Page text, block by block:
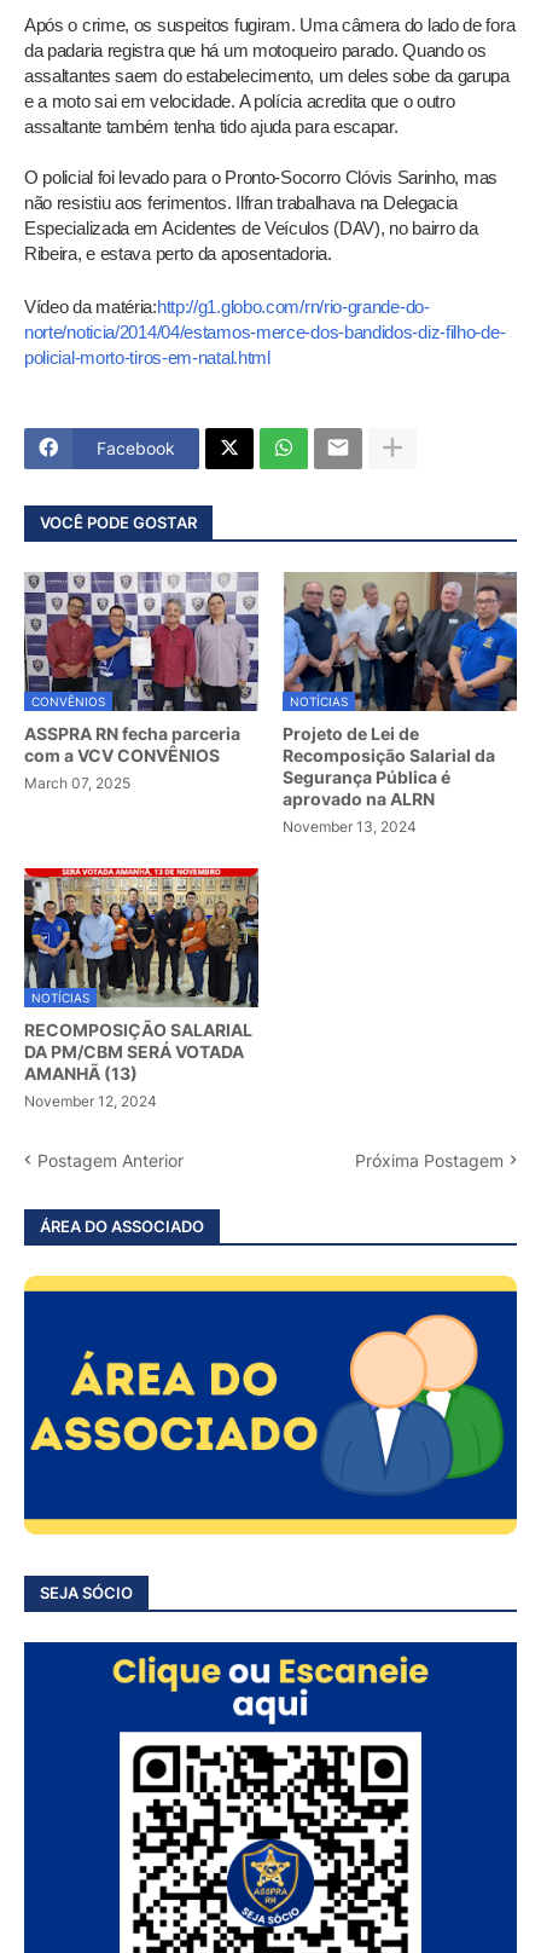
Após o crime, os suspeitos fugiram. Uma câmera do lado de fora
da padaria registra que há um motoqueiro parado. Quando os
assaltantes saem do estabelecimento, um deles sobe da garupa
e a moto sai em velocidade. A polícia acredita que o outro
assaltante também tenha tido ajuda para escapar.
O policial foi levado para o Pronto-Socorro Clóvis Sarinho, mas
não resistiu aos ferimentos. Ilfran trabalhava na Delegacia
Especializada em Acidentes de Veículos (DAV), no bairro da
Ribeira, e estava perto da aposentadoria.
Vídeo da matéria:http://g1.globo.com/rn/rio-grande-do-
norte/noticia/2014/04/estamos-merce-dos-bandidos-diz-filho-de-
policial-morto-tiros-em-natal.html
Facebook
VOCÊ PODE GOSTAR
CONVÊNIOS
ASSPRA RN fecha parceria
com a VCV CONVÊNIOS
March 07, 2025
NOTÍCIAS
Projeto de Lei de
Recomposição Salarial da
Segurança Pública é
aprovado na ALRN
November 13, 2024
NOTÍCIAS
RECOMPOSIÇÃO SALARIAL
DA PM/CBM SERÁ VOTADA
AMANHÃ (13)
November 12, 2024
Postagem Anterior Próxima Postagem
ÁREA DO ASSOCIADO
SEJA SÓCIO